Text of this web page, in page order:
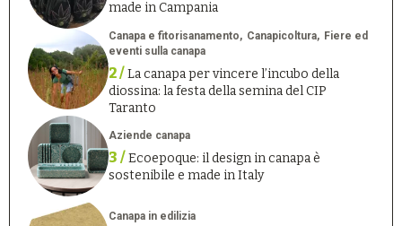
made in Campania
Canapa e fitorisanamento Canapicoltura
Fiere ed
eventi sulla canapa
2 /La canapa per vincere l’incubo della
diossina: la festa della semina del CIP
Taranto
Aziende canapa
3 /Ecoepoque: il design in canapa è
sostenibile e made in Italy
Canapa in edilizia